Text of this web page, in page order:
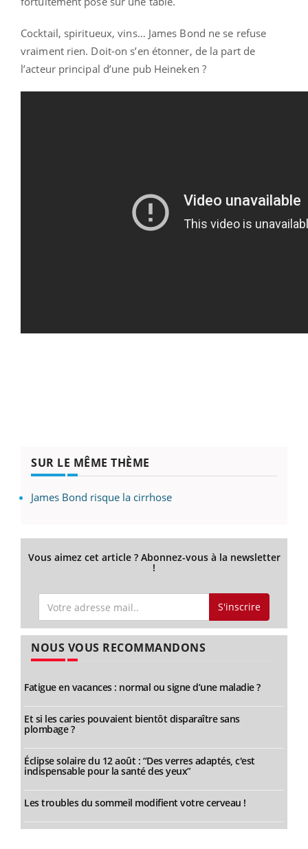
Cocktail, spiritueux, vins… James Bond ne se refuse
vraiment rien. Doit-on s’en étonner, de la part de
l’acteur principal d’une pub Heineken ?
SUR LE MÊME THÈME
James Bond risque la cirrhose
Vous aimez cet article ? Abonnez-vous à la newsletter
!
S'inscrire
NOUS VOUS RECOMMANDONS
Fatigue en vacances : normal ou signe d’une maladie ?
Et si les caries pouvaient bientôt disparaître sans
plombage ?
Éclipse solaire du 12 août : “Des verres adaptés, c'est
indispensable pour la santé des yeux”
Les troubles du sommeil modifient votre cerveau !